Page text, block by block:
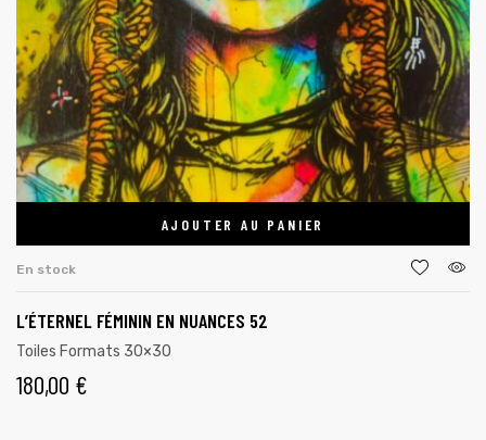
AJOUTER AU PANIER
En stock
L’ÉTERNEL FÉMININ EN NUANCES 52
Toiles Formats 30×30
180,00 €